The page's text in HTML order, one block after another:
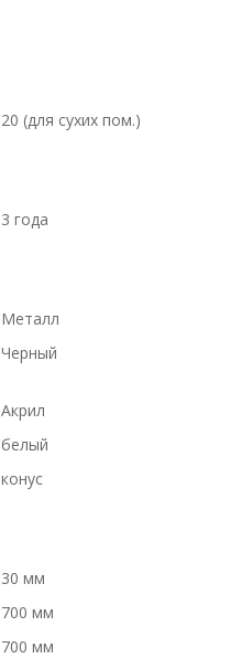
20 (для сухих пом.)
3 года
Металл
Черный
Акрил
белый
конус
30 мм
700 мм
700 мм